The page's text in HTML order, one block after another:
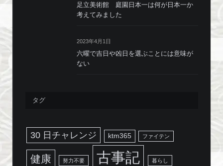
足立美術館 庭園日本一は何が日本一か
考えてみました
2023年4月1日
六曜で吉日や凶日を選ぶことには意味が
ない
タグ
30 日チャレンジ ktm365 ファイテン
健康 努力不要 古事記 暮らし